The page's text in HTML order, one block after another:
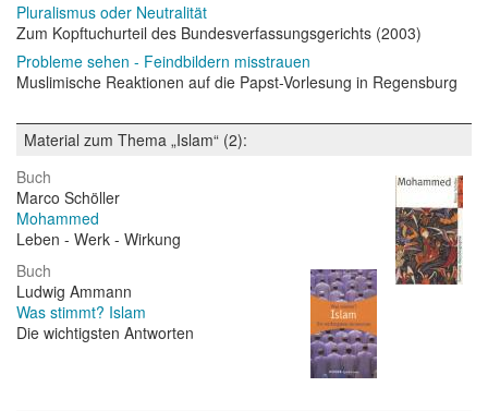
Pluralismus oder Neutralität
Zum Kopftuchurteil des Bundesverfassungsgerichts (2003)
Probleme sehen - Feindbildern misstrauen
Muslimische Reaktionen auf die Papst-Vorlesung in Regensburg
Material zum Thema „Islam“ (2):
Buch
Marco Schöller
Mohammed
Leben - Werk - Wirkung
Buch
Ludwig Ammann
Was stimmt? Islam
Die wichtigsten Antworten